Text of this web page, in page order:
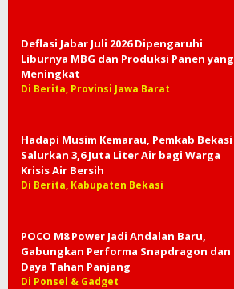
Deflasi Jabar Juli 2026 Dipengaruhi
Liburnya MBG dan Produksi Panen yang
Meningkat
Di Berita, Provinsi Jawa Barat
Hadapi Musim Kemarau, Pemkab Bekasi
Salurkan 3,6 Juta Liter Air bagi Warga
Krisis Air Bersih
Di Berita, Kabupaten Bekasi
POCO M8 Power Jadi Andalan Baru,
Gabungkan Performa Snapdragon dan
Daya Tahan Panjang
Di Ponsel & Gadget